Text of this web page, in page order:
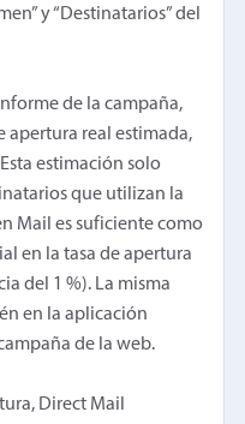
y “Destinatarios” del
de la campaña,
apertura real estimada,
estimación solo
que utilizan la
Mail es suficiente como
en la tasa de apertura
del 1 %). La misma
en la aplicación
de la web.
Direct Mail